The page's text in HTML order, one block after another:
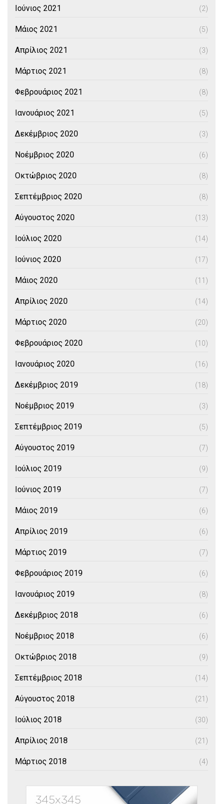
Ιούνιος 2021 (2)
Μάιος 2021 (5)
Απρίλιος 2021 (3)
Μάρτιος 2021 (8)
Φεβρουάριος 2021 (8)
Ιανουάριος 2021 (5)
Δεκέμβριος 2020 (3)
Νοέμβριος 2020 (6)
Οκτώβριος 2020 (8)
Σεπτέμβριος 2020 (8)
Αύγουστος 2020 (13)
Ιούλιος 2020 (14)
Ιούνιος 2020 (17)
Μάιος 2020 (11)
Απρίλιος 2020 (14)
Μάρτιος 2020 (20)
Φεβρουάριος 2020 (10)
Ιανουάριος 2020 (16)
Δεκέμβριος 2019 (18)
Νοέμβριος 2019 (3)
Σεπτέμβριος 2019 (5)
Αύγουστος 2019 (7)
Ιούλιος 2019 (9)
Ιούνιος 2019 (7)
Μάιος 2019 (6)
Απρίλιος 2019 (6)
Μάρτιος 2019 (7)
Φεβρουάριος 2019 (6)
Ιανουάριος 2019 (8)
Δεκέμβριος 2018 (6)
Νοέμβριος 2018 (6)
Οκτώβριος 2018 (9)
Σεπτέμβριος 2018 (14)
Αύγουστος 2018 (21)
Ιούλιος 2018 (30)
Απρίλιος 2018 (21)
Μάρτιος 2018 (4)